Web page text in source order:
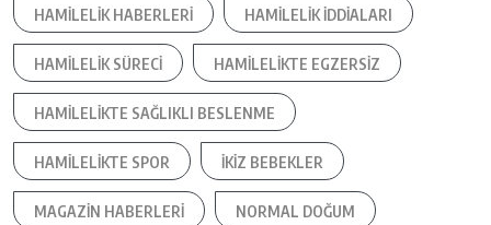
HAMILELIK HABERLERI HAMILELIK IDDIALARI
HAMILELIK SÜRECI HAMILELIKTE EGZERSIZ
HAMILELIKTE SAĞLIKLI BESLENME
HAMILELIKTE SPOR IKIZ BEBEKLER
MAGAZIN HABERLERI NORMAL DOĞUM